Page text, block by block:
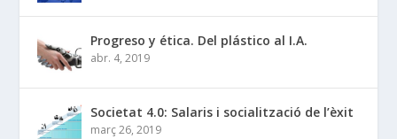
Progreso y ética. Del plástico al I.A.
abr. 4, 2019
Societat 4.0: Salaris i socialització de l’èxit
març 26, 2019